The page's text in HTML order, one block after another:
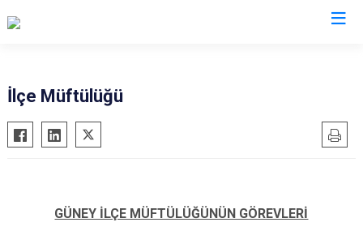
Acıpayam
Pamukkale
Honaz
İlçe Müftülüğü
GÜNEY İLÇE MÜFTÜLÜĞÜNÜN GÖREVLERİ